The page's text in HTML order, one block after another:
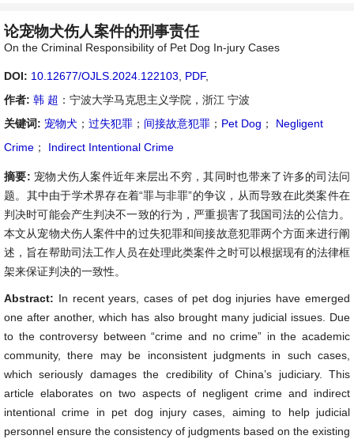
论宠物犬伤人案件的刑事责任
On the Criminal Responsibility of Pet Dog In-jury Cases
DOI: 10.12677/OJLS.2024.122103 PDF,
作者: 韩 超 ：宁波大学马克思主义学院，浙江 宁波
关键词: 宠物犬 ； 过失犯罪 ； 间接故意犯罪 ； Pet Dog ；
Negligent
Crime ； Indirect Intentional Crime
摘要: 宠物犬伤人案件近年来层出不穷，其同时也带来了许多的司法问
题。其中由于学术界存在着“罪与非罪”的争议，从而导致在此类案件在
判决时可能会产生判决不一致的行为，严重损害了我国司法的公信力。
本文从宠物犬伤人案件中的过失犯罪和间接故意犯罪两个方面来进行阐
述，旨在帮助司法工作人员在处理此类案件之时可以根据现有的法律框
架来保证判决的一致性。
Abstract: In recent years, cases of pet dog injuries have emerged
one after another, which has also brought many judicial issues. Due
to the controversy between “crime and no crime” in the academic
community, there may be inconsistent judgments in such cases,
which seriously damages the credibility of China’s judiciary. This
article elaborates on two aspects of negligent crime and indirect
intentional crime in pet dog injury cases, aiming to help judicial
personnel ensure the consistency of judgments based on the existing